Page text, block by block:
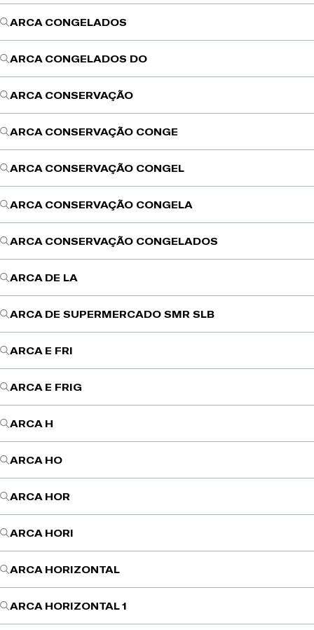
ARCA CONGELADOS
ARCA CONGELADOS DO
ARCA CONSERVAÇÃO
ARCA CONSERVAÇÃO CONGE
ARCA CONSERVAÇÃO CONGEL
ARCA CONSERVAÇÃO CONGELA
ARCA CONSERVAÇÃO CONGELADOS
ARCA DE LA
ARCA DE SUPERMERCADO SMR SLB
ARCA E FRI
ARCA E FRIG
ARCA H
ARCA HO
ARCA HOR
ARCA HORI
ARCA HORIZONTAL
ARCA HORIZONTAL 1